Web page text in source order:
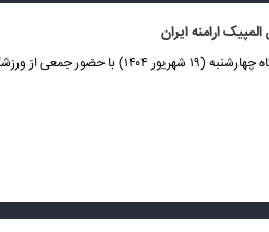
ارامنه ایران
پنجاه و ششمین دوره بازی‌های المپیک ارامنه ایران، شامگاه چهارشنبه (۱۹